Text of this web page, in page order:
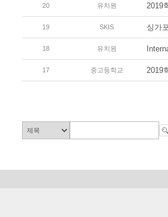
20 유치원 2019
19 SKIS 싱가
18 유치원
17 중고등학교 2019